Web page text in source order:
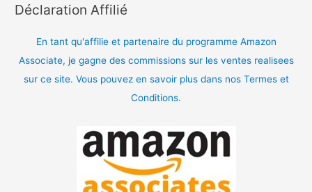
Déclaration Affilié
En tant qu'affilie et partenaire du programme Amazon
Associate, je gagne des commissions sur les ventes realisees
sur ce site. Vous pouvez en savoir plus dans nos Termes et
Conditions.